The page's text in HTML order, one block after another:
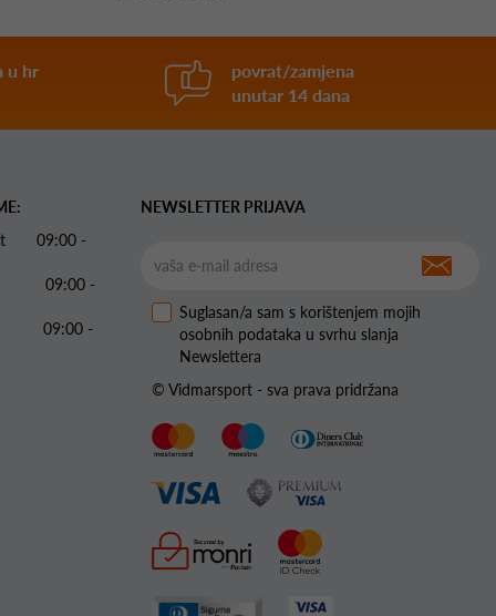
u hr
povrat/zamjena
unutar 14 dana
09:00 -
-
-
NEWSLETTER PRIJAVA
Suglasan/a sam s korištenjem mojih
osobnih podataka u svrhu slanja
Newslettera
© Vidmarsport - sva prava pridržana